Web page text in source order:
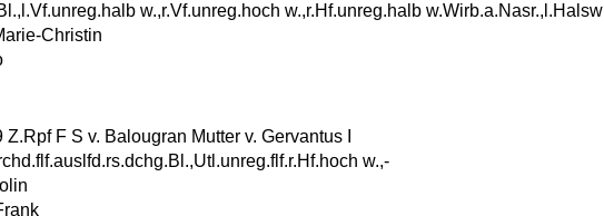
w.,r.Vf.unreg.hoch w.,r.Hf.unreg.halb
Christin
F S v. Balougran Mutter v. Gervantus I
w.,-